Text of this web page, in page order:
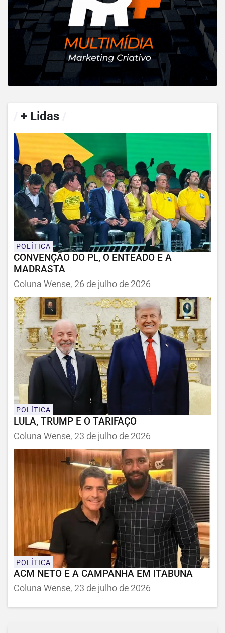
+ Lidas
POLÍTICA
CONVENÇÃO DO PL, O ENTEADO E A
MADRASTA
Coluna Wense, 26 de julho de 2026
POLÍTICA
LULA, TRUMP E O TARIFAÇO
Coluna Wense, 23 de julho de 2026
POLÍTICA
ACM NETO E A CAMPANHA EM ITABUNA
Coluna Wense, 23 de julho de 2026